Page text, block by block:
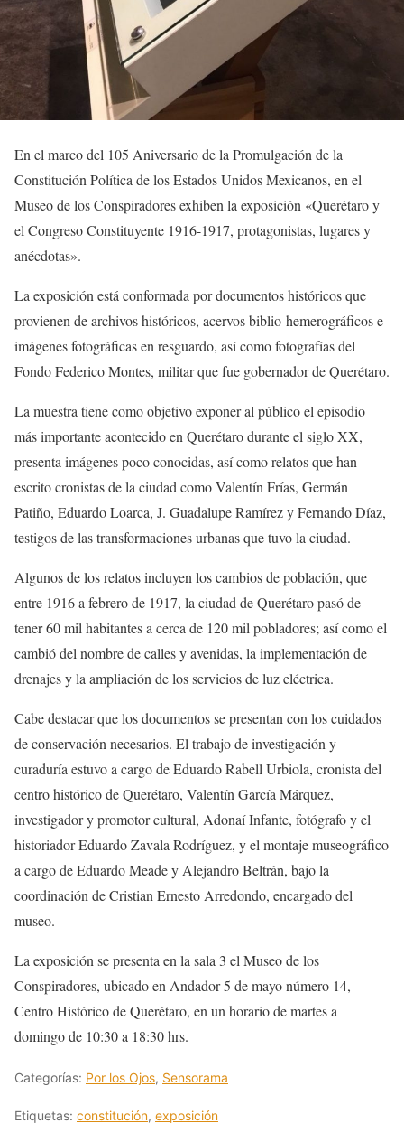
En el marco del 105 Aniversario de la Promulgación de la
Constitución Política de los Estados Unidos Mexicanos, en el
Museo de los Conspiradores exhiben la exposición «Querétaro y
el Congreso Constituyente 1916-1917, protagonistas, lugares y
anécdotas».
La exposición está conformada por documentos históricos que
provienen de archivos históricos, acervos biblio-hemerográficos e
imágenes fotográficas en resguardo, así como fotografías del
Fondo Federico Montes, militar que fue gobernador de Querétaro.
La muestra tiene como objetivo exponer al público el episodio
más importante acontecido en Querétaro durante el siglo XX,
presenta imágenes poco conocidas, así como relatos que han
escrito cronistas de la ciudad como Valentín Frías, Germán
Patiño, Eduardo Loarca, J. Guadalupe Ramírez y Fernando Díaz,
testigos de las transformaciones urbanas que tuvo la ciudad.
Algunos de los relatos incluyen los cambios de población, que
entre 1916 a febrero de 1917, la ciudad de Querétaro pasó de
tener 60 mil habitantes a cerca de 120 mil pobladores; así como el
cambió del nombre de calles y avenidas, la implementación de
drenajes y la ampliación de los servicios de luz eléctrica.
Cabe destacar que los documentos se presentan con los cuidados
de conservación necesarios. El trabajo de investigación y
curaduría estuvo a cargo de Eduardo Rabell Urbiola, cronista del
centro histórico de Querétaro, Valentín García Márquez,
investigador y promotor cultural, Adonaí Infante, fotógrafo y el
historiador Eduardo Zavala Rodríguez, y el montaje museográfico
a cargo de Eduardo Meade y Alejandro Beltrán, bajo la
coordinación de Cristian Ernesto Arredondo, encargado del
museo.
La exposición se presenta en la sala 3 el Museo de los
Conspiradores, ubicado en Andador 5 de mayo número 14,
Centro Histórico de Querétaro, en un horario de martes a
domingo de 10:30 a 18:30 hrs.
Categorías: Por los Ojos, Sensorama
Etiquetas: constitución, exposición